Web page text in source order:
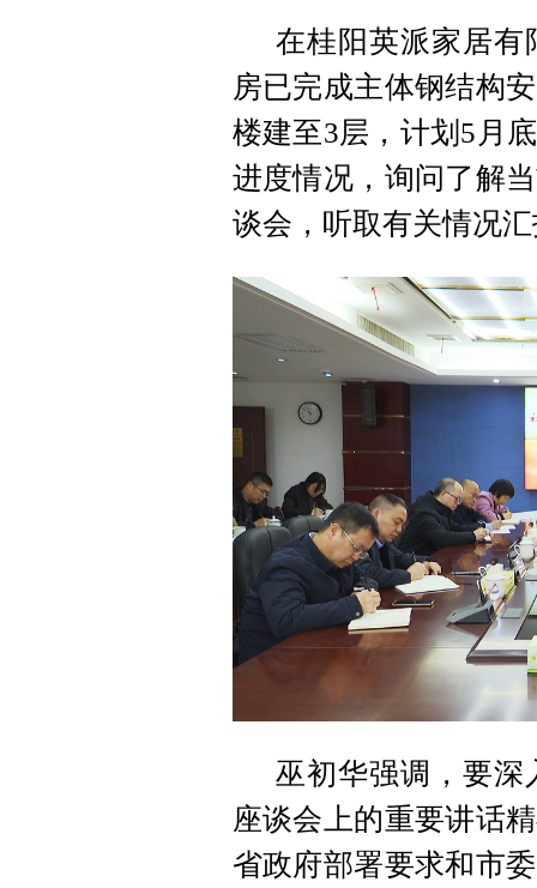
在桂阳英派家居有
房已完成主体钢结构
楼建至3层，计划5月
进度情况，询问了解
谈会，听取有关情况
巫初华强调，要深
座谈会上的重要讲话
省政府部署要求和市